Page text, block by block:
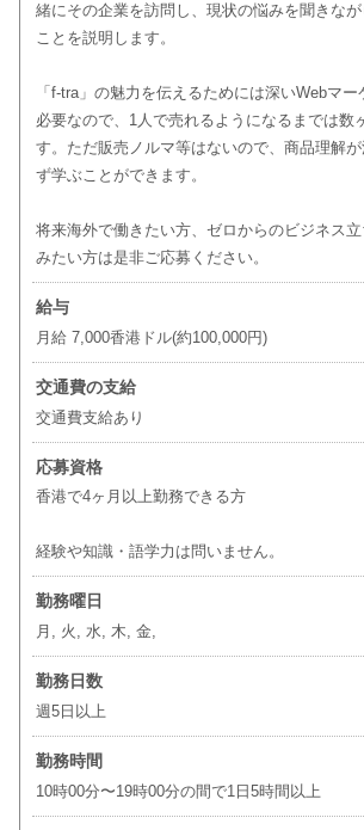
緒にその企業を訪問し、現状の悩みを聞きな
ことを説明します。
「f-tra」の魅力を伝えるためには深いWebマ
必要なので、1人で売れるようになるまでは数
す。ただ販売ノルマ等はないので、商品理解
ず学ぶことができます。
将来海外で働きたい方、ゼロからのビジネス
みたい方は是非ご応募ください。
給与
月給 7,000香港ドル(約100,000円)
交通費の支給
交通費支給あり
応募資格
香港で4ヶ月以上勤務できる方
経験や知識・語学力は問いません。
勤務曜日
月, 火, 水, 木, 金,
勤務日数
週5日以上
勤務時間
10時00分〜19時00分の間で1日5時間以上